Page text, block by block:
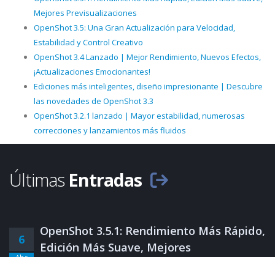
Mejores Previsualizaciones
OpenShot 3.5: Una Gran Actualización para Velocidad,
Estabilidad y Control Creativo
OpenShot 3.4 Lanzado | Mejor Rendimiento, Nuevos Efectos,
¡Actualizaciones Emocionantes!
Ediciones más inteligentes, diseño impresionante | Descubre
las novedades de OpenShot 3.3
OpenShot 3.2.1 lanzado | Mayor estabilidad, numerosas
correcciones y lanzamientos más fluidos
Últimas Entradas
6
OpenShot 3.5.1: Rendimiento Más Rápido,
Edición Más Suave, Mejores